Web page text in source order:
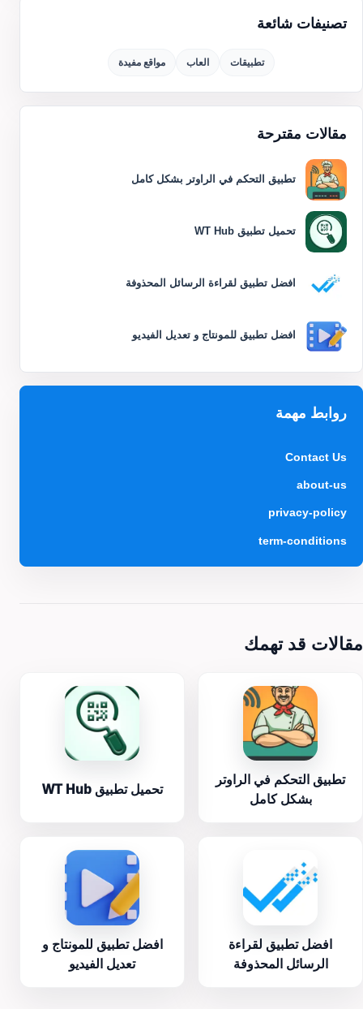
تصنيفات شائعة
تطبيقات العاب مواقع مفيدة
مقالات مقترحة
تطبيق التحكم في الراوتر بشكل كامل
تحميل تطبيق WT Hub
افضل تطبيق لقراءة الرسائل المحذوفة
افضل تطبيق للمونتاج و تعديل الفيديو
روابط مهمة
Contact Us
about-us
privacy-policy
term-conditions
مقالات قد تهمك
تطبيق التحكم في الراوتر
بشكل كامل
تحميل تطبيق WT Hub
افضل تطبيق لقراءة
الرسائل المحذوفة
افضل تطبيق للمونتاج و
تعديل الفيديو